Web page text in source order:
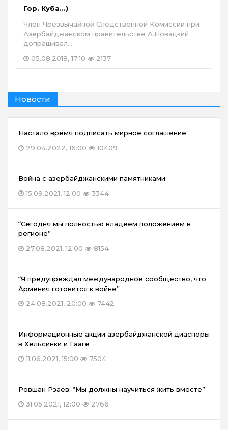
Гор. Куба...)
Член Чрезвычайной Следственной Комиссии при
Азербайджанском правительстве А.Новацкий
допрашивал...
05.08.2018, 17:10
2137
Новости
Настало время подписать мирное соглашение
29.04.2022, 16:00
10409
Война с азербайджанскими памятниками
15.09.2021, 12:00
3344
“Сегодня мы полностью владеем положением в
регионе”
27.08.2021, 12:00
8154
“Я предупреждал международное сообщество, что
Армения готовится к войне”
24.08.2021, 20:00
7442
Информационные акции азербайджанской диаспоры
в Хельсинки и Гааге
11.06.2021, 15:00
7504
Ровшан Рзаев: “Мы должны научиться жить вместе”
31.05.2021, 12:00
2766